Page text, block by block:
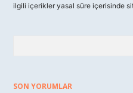
ilgili içerikler yasal süre içerisinde
SON YORUMLAR